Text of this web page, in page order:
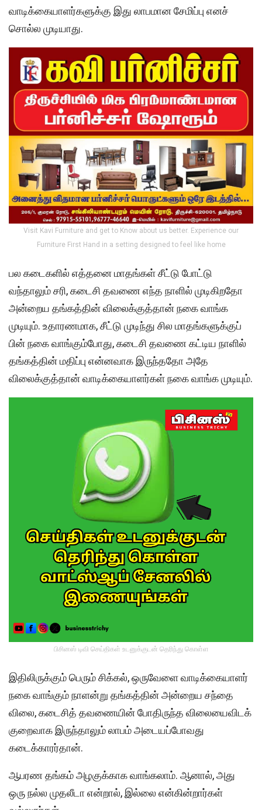
வாடிக்கையாளர்களுக்கு இது லாபமான சேமிப்பு எனச்
சொல்ல முடியாது.
Visit Kavi Furniture and get to Know about us better. Experience our
Furniture First Hand in a setting designed to feel like home
பல கடைகளில் எத்தனை மாதங்கள் சீட்டு போட்டு
வந்தாலும் சரி, கடைசி தவணை எந்த நாளில் முடிகிறதோ
அன்றைய தங்கத்தின் விலைக்குத்தான் நகை வாங்க
முடியும். உதாரணமாக, சீட்டு முடிந்து சில மாதங்களுக்குப்
பின் நகை வாங்கும்போது, கடைசி தவணை கட்டிய நாளில்
தங்கத்தின் மதிப்பு என்னவாக இருந்ததோ அதே
விலைக்குத்தான் வாடிக்கையாளர்கள் நகை வாங்க முடியும்.
பிசினஸ் டிவி செய்திகள் உடனுக்குடன் தெரிந்து கொள்ள
இதிலிருக்கும் பெரும் சிக்கல், ஒருவேளை வாடிக்கையாளர்
நகை வாங்கும் நாளன்று தங்கத்தின் அன்றைய சந்தை
விலை, கடைசித் தவணையின் போதிருந்த விலையைவிடக்
குறைவாக இருந்தாலும் லாபம் அடையப்போவது
கடைக்காரர்தான்.
ஆபரண தங்கம் அழகுக்காக வாங்கலாம். ஆனால், அது
ஒரு நல்ல முதலீடா என்றால், இல்லை என்கின்றார்கள்